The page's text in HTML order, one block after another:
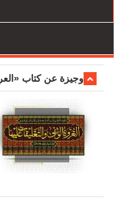
وجیزة عن کتاب